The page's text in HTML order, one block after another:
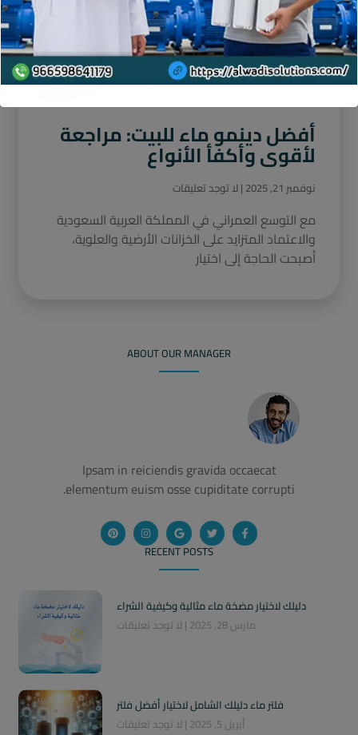
أفضل دينمو ماء للبيت: مراجعة
لأقوى وأكفأ الأنواع
نوفمبر 21, 2025 لا توجد تعليقات
مع التوسع العمراني في المملكة العربية السعودية
والاعتماد المتزايد على الخزانات الأرضية والعلوية،
أصبحت الحاجة إلى اختيار
ABOUT OUR MANAGER
Ipsam in reiciendis gravida occaecat
elementum euism osse cupiditate corrupti.
RECENT POSTS
دليلك لاختيار مضخة ماء مثالية وكيفية الشراء
مارس 28, 2025
لا توجد تعليقات
فلتر ماء دليلك الشامل لاختيار أفضل فلتر
أبريل 5, 2025
لا توجد تعليقات